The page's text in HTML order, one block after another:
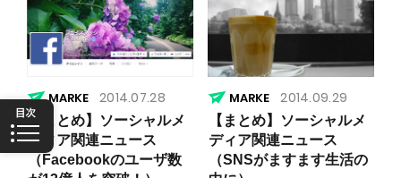
2014.07.28
【まとめ】ソーシャルメ
ディア関連ニュース
（Facebookのユーザ数
2014.09.29
【まとめ】ソーシャルメ
ディア関連ニュース
（SNSがますます生活の